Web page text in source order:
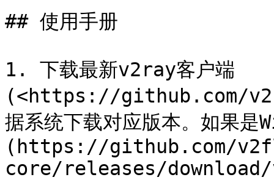
## 使用手册
1. 下载最新v2ray客户端
(<https://github.com/
据系统下载对应版本。如果
(https://github.com/
core/releases/